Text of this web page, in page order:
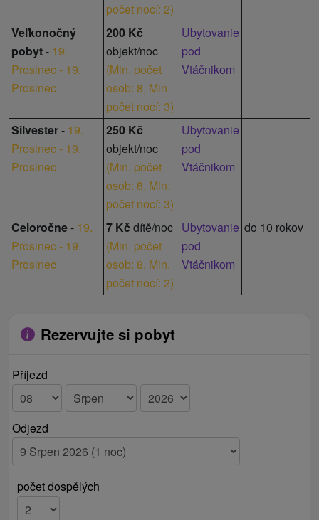
počet nocí: 2)
Veľkonočný
pobyt- 19.
Prosinec - 19.
Prosinec
200 Kč
objekt/noc
(Min. počet
osob: 8, Min.
počet nocí: 3)
Ubytovanie
pod
Vtáčnikom
Silvester- 19.
Prosinec - 19.
Prosinec
250 Kč
objekt/noc
(Min. počet
osob: 8, Min.
počet nocí: 3)
Ubytovanie
pod
Vtáčnikom
Celoročne- 19.
Prosinec - 19.
Prosinec
7 Kč dítě/noc
(Min. počet
osob: 8, Min.
počet nocí: 2)
Ubytovanie
pod
Vtáčnikom
do 10 rokov
Rezervujte si pobyt
Příjezd
Odjezd
počet dospělých